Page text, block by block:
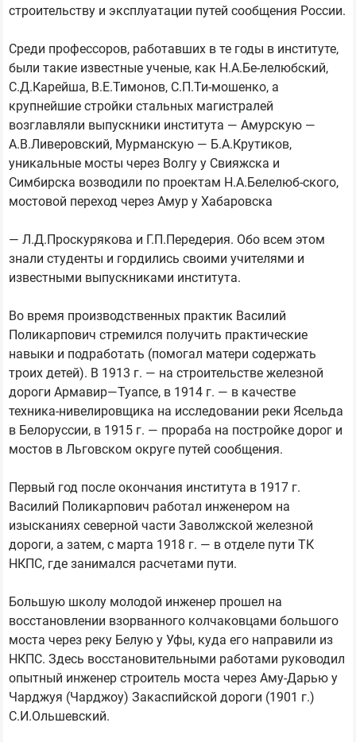
строительству и эксплуатации путей сообщения России.
Среди профессоров, работавших в те годы в институте,
были такие известные ученые, как Н.А.Бе-лелюбский,
С.Д.Карейша, В.Е.Тимонов, С.П.Ти-мошенко, а
крупнейшие стройки стальных магистралей
возглавляли выпускники института — Амурскую —
А.В.Ливеровский, Мурманскую — Б.А.Крутиков,
уникальные мосты через Волгу у Свияжска и
Симбирска возводили по проектам Н.А.Белелюб-ского,
мостовой переход через Амур у Хабаровска
— Л.Д.Проскурякова и Г.П.Передерия. Обо всем этом
знали студенты и гордились своими учителями и
известными выпускниками института.
Во время производственных практик Василий
Поликарпович стремился получить практические
навыки и подработать (помогал матери содержать
троих детей). В 1913 г. — на строительстве железной
дороги Армавир—Туапсе, в 1914 г. — в качестве
техника-нивелировщика на исследовании реки Ясельда
в Белоруссии, в 1915 г. — прораба на постройке дорог и
мостов в Льговском округе путей сообщения.
Первый год после окончания института в 1917 г.
Василий Поликарпович работал инженером на
изысканиях северной части Заволжской железной
дороги, а затем, с марта 1918 г. — в отделе пути ТК
НКПС, где занимался расчетами пути.
Большую школу молодой инженер прошел на
восстановлении взорванного колчаковцами большого
моста через реку Белую у Уфы, куда его направили из
НКПС. Здесь восстановительными работами руководил
опытный инженер строитель моста через Аму-Дарью у
Чарджуя (Чарджоу) Закаспийской дороги (1901 г.)
С.И.Ольшевский.